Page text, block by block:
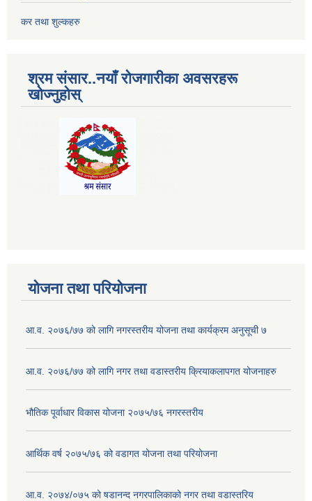
कर तथा शुल्कहरु
श्रम संसार..नयाँ रोजगारीका अवसरहरू
खोज्नुहोस्
योजना तथा परियोजना
आ.व. २०७६/७७ को लागि नगरस्तरीय योजना तथा कार्यक्रम अनुसूची ७
आ.व. २०७६/७७ को लागि नगर तथा वडास्तरीय क्रियाकलापगत योजनाहरु
भौतिक पूर्वाधार विकास योजना २०७५/७६ नगरस्तरीय
आर्थिक वर्ष २०७५/७६ को वडागत योजना तथा परियोजना
आ.व. २०७४/०७५ को षडानन्द नगरपालिकाको नगर तथा वडास्तरिय